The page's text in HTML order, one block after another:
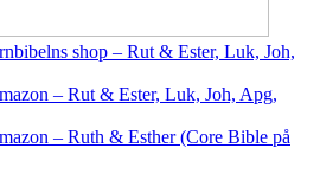
shop – Rut & Ester, Luk, Joh,
– Rut & Ester, Luk, Joh, Apg,
– Ruth & Esther (Core Bible på